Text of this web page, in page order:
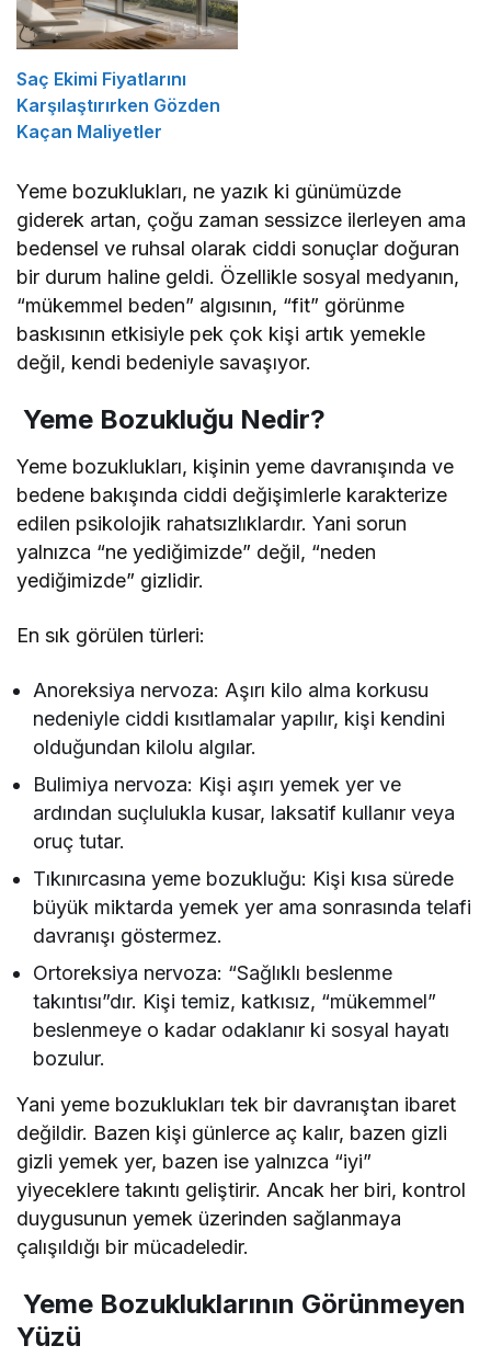
Saç Ekimi Fiyatlarını
Karşılaştırırken Gözden
Kaçan Maliyetler
Yeme bozuklukları, ne yazık ki günümüzde
giderek artan, çoğu zaman sessizce ilerleyen ama
bedensel ve ruhsal olarak ciddi sonuçlar doğuran
bir durum haline geldi. Özellikle sosyal medyanın,
“mükemmel beden” algısının, “fit” görünme
baskısının etkisiyle pek çok kişi artık yemekle
değil, kendi bedeniyle savaşıyor.
Yeme Bozukluğu Nedir?
Yeme bozuklukları, kişinin yeme davranışında ve
bedene bakışında ciddi değişimlerle karakterize
edilen psikolojik rahatsızlıklardır. Yani sorun
yalnızca “ne yediğimizde” değil, “neden
yediğimizde” gizlidir.
En sık görülen türleri:
Anoreksiya nervoza: Aşırı kilo alma korkusu
nedeniyle ciddi kısıtlamalar yapılır, kişi kendini
olduğundan kilolu algılar.
Bulimiya nervoza: Kişi aşırı yemek yer ve
ardından suçlulukla kusar, laksatif kullanır veya
oruç tutar.
Tıkınırcasına yeme bozukluğu: Kişi kısa sürede
büyük miktarda yemek yer ama sonrasında telafi
davranışı göstermez.
Ortoreksiya nervoza: “Sağlıklı beslenme
takıntısı”dır. Kişi temiz, katkısız, “mükemmel”
beslenmeye o kadar odaklanır ki sosyal hayatı
bozulur.
Yani yeme bozuklukları tek bir davranıştan ibaret
değildir. Bazen kişi günlerce aç kalır, bazen gizli
gizli yemek yer, bazen ise yalnızca “iyi”
yiyeceklere takıntı geliştirir. Ancak her biri, kontrol
duygusunun yemek üzerinden sağlanmaya
çalışıldığı bir mücadeledir.
Yeme Bozukluklarının Görünmeyen
Yüzü